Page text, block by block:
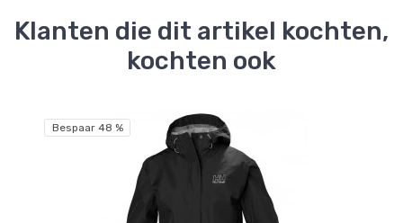
Klanten die dit artikel kochten,
kochten ook
Bespaar 48 %